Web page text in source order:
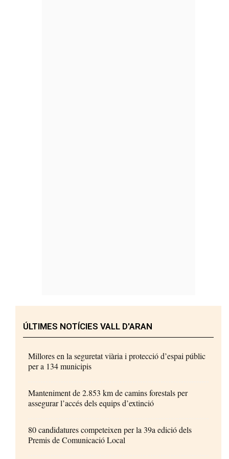
ÚLTIMES NOTÍCIES VALL D'ARAN
Millores en la seguretat viària i protecció d’espai públic
per a 134 municipis
Manteniment de 2.853 km de camins forestals per
assegurar l’accés dels equips d’extinció
80 candidatures competeixen per la 39a edició dels
Premis de Comunicació Local